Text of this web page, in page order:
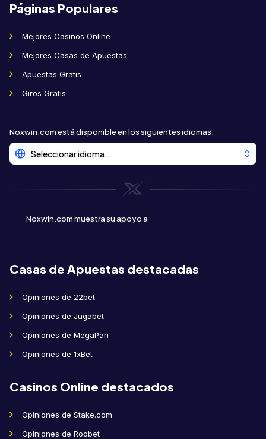
Páginas Populares
Mejores Casinos Online
Mejores Casas de Apuestas
Apuestas Gratis
Giros Gratis
Casas de Apuestas destacadas
Opiniones de 22bet
Opiniones de Jugabet
Opiniones de MegaPari
Opiniones de 1xBet
Noxwin.com está disponible en los siguientes idiomas:
Seleccionar idioma...
Noxwin.com muestra su apoyo a
Casinos Online destacados
Opiniones de Stake.com
Opiniones de Roobet